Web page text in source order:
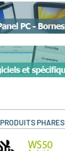
PRODUITS PHARES